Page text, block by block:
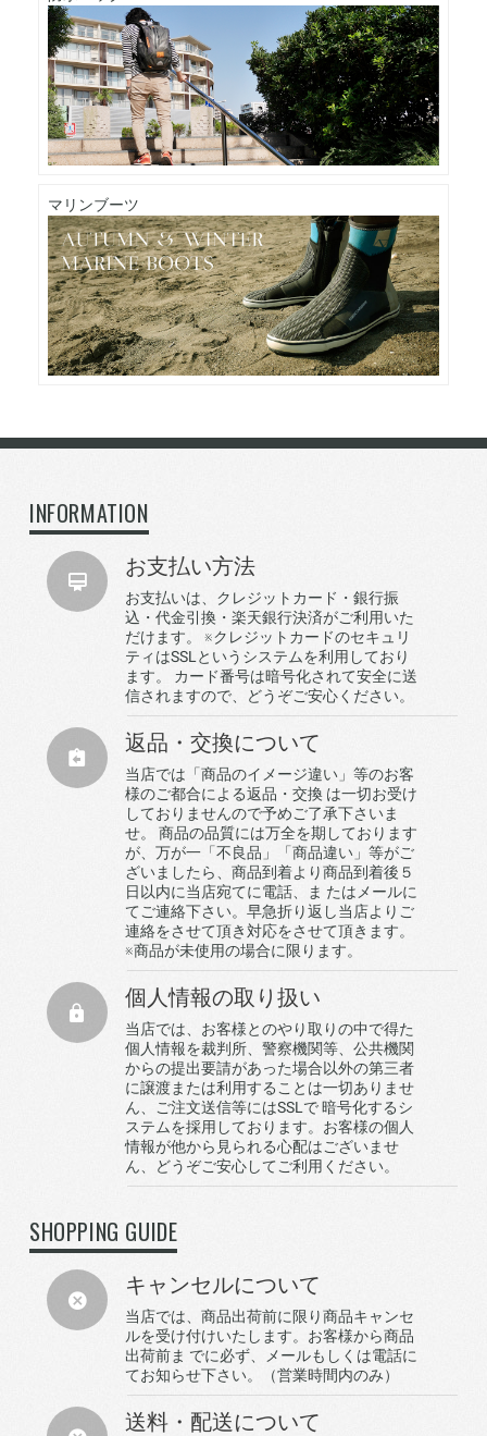
マリンブーツ
INFORMATION
お支払い方法
お支払いは、クレジットカード・銀行振
込・代金引換・楽天銀行決済がご利用いた
だけます。 ※クレジットカードのセキュリ
ティはSSLというシステムを利用しており
ます。 カード番号は暗号化されて安全に送
信されますので、どうぞご安心ください。
返品・交換について
当店では「商品のイメージ違い」等のお客
様のご都合による返品・交換 は一切お受け
しておりませんので予めご了承下さいま
せ。 商品の品質には万全を期しております
が、万が一「不良品」「商品違い」等がご
ざいましたら、商品到着より商品到着後５
日以内に当店宛てに電話、ま たはメールに
てご連絡下さい。早急折り返し当店よりご
連絡をさせて頂き対応をさせて頂きます。
※商品が未使用の場合に限ります。
個人情報の取り扱い
当店では、お客様とのやり取りの中で得た
個人情報を裁判所、警察機関等、公共機関
からの提出要請があった場合以外の第三者
に譲渡または利用することは一切ありませ
ん、ご注文送信等にはSSLで 暗号化するシ
ステムを採用しております。お客様の個人
情報が他から見られる心配はございませ
ん、どうぞご安心してご利用ください。
SHOPPING GUIDE
キャンセルについて
当店では、商品出荷前に限り商品キャンセ
ルを受け付けいたします。お客様から商品
出荷前ま でに必ず、メールもしくは電話に
てお知らせ下さい。（営業時間内のみ）
送料・配送について